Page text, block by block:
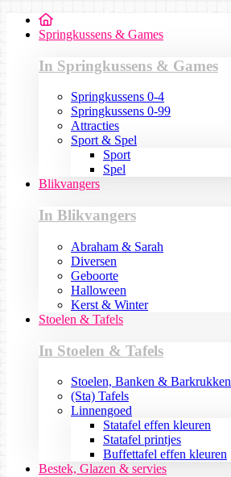
Springkussens & Games
In Springkussens & Games
Springkussens 0-4
Springkussens 0-99
Attracties
Sport & Spel
Sport
Spel
Blikvangers
In Blikvangers
Abraham & Sarah
Diversen
Geboorte
Halloween
Kerst & Winter
Stoelen & Tafels
In Stoelen & Tafels
Stoelen, Banken & Barkrukken
(Sta) Tafels
Linnengoed
Statafel effen kleuren
Statafel printjes
Buffettafel effen kleuren
Bestek, Glazen & servies